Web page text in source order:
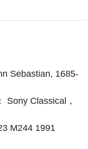
Sebastian, 1685-
Sony Classical，
M244 1991